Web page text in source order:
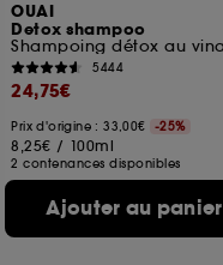
OUAI
Detox shampoo
5444
24,75€
Prix d'origine : 33,00€ -25%
8,25€ / 100ml
2 contenances disponibles
Ajouter au panier